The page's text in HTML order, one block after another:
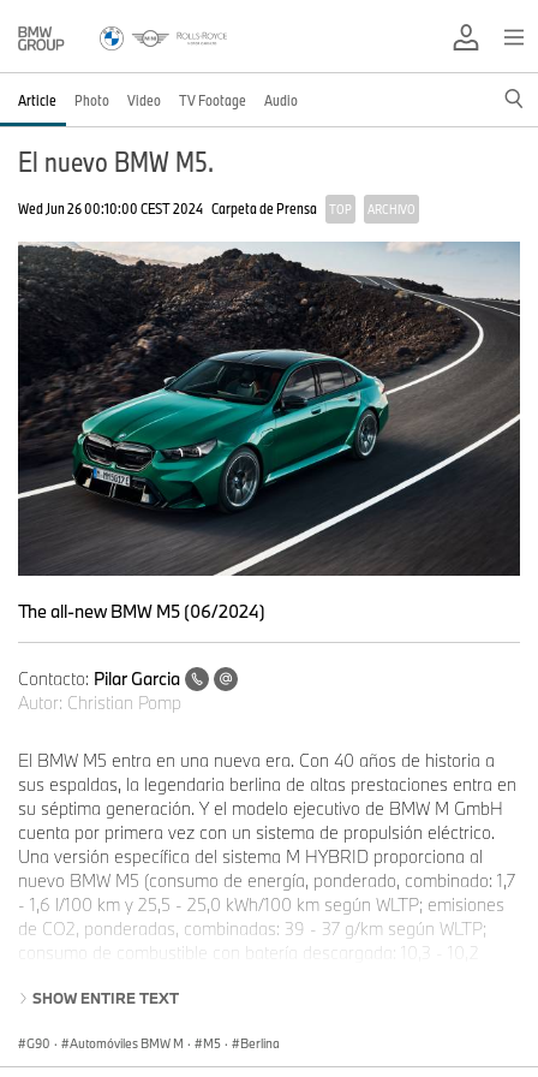
Article Photo Video TV Footage Audio
El nuevo BMW M5.
Wed Jun 26 00:10:00 CEST 2024 Carpeta de Prensa TOP ARCHIVO
The all-new BMW M5 (06/2024)
Contacto: Pilar Garcia
Autor: Christian Pomp
El BMW M5 entra en una nueva era. Con 40 años de historia a
sus espaldas, la legendaria berlina de altas prestaciones entra en
su séptima generación. Y el modelo ejecutivo de BMW M GmbH
cuenta por primera vez con un sistema de propulsión eléctrico.
Una versión específica del sistema M HYBRID proporciona al
nuevo BMW M5 (consumo de energía, ponderado, combinado: 1,7
- 1,6 l/100 km y 25,5 - 25,0 kWh/100 km según WLTP; emisiones
de CO2, ponderadas, combinadas: 39 - 37 g/km según WLTP;
consumo de combustible con batería descargada: 10,3 - 10,2
con batería descargada G) potencia máxima de 535 kW/727 CV y
motor V8 de altas revoluciones con tecnología M TwinPower
SHOW ENTIRE TEXT
G90 · Automóviles BMW M · M5 · Berlina